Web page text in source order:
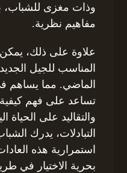
وذات مغزى للشباب،
مفاهيم نظرية.
علاوة على ذلك،
المناسب للجيل
الماضي. مما يساهم
تساعد على فهم كيفية
والتقاليد على
التبادلات، يدرك
استمرارية هذه
بحرية الاختيار في